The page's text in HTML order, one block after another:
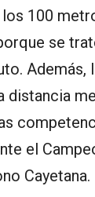
los 100
se
Además,
distancia
el
Cayetana.